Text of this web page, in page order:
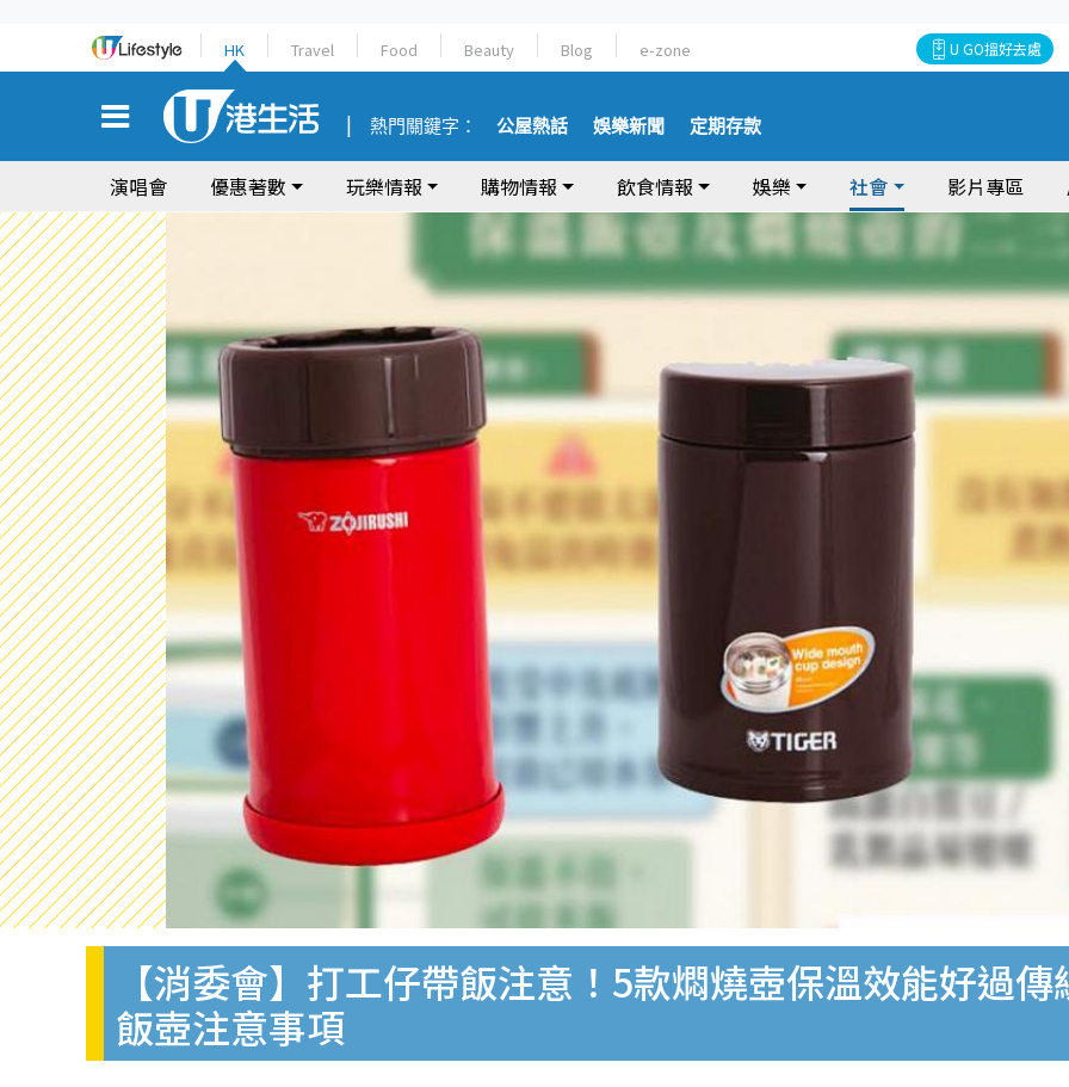
HK Travel Food Beauty Blog e-zone U GO搵好去處
熱門關鍵字： 公屋熱話 娛樂新聞 定期存款
演唱會 優惠著數 玩樂情報 購物情報 飲食情報 娛樂 社會 影片專區
【消委會】打工仔帶飯注意！5款燜燒壺保溫效能好過
飯壺注意事項